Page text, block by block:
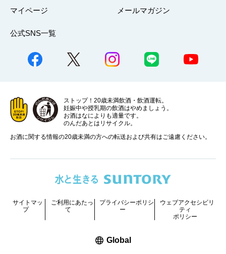
マイページ メールマガジン
公式SNS一覧
ストップ！20歳未満飲酒・飲酒運転。
妊娠中や授乳期の飲酒はやめましょう。
お酒はなによりも適量です。
のんだあとはリサイクル。
お酒に関する情報の20歳未満の方への転送および共有はご遠慮ください。
サイトマッ
プ
ご利用にあたっ
て
プライバシーポリシ
ー
ウェブアクセシビリ
ティ
ポリシー
Global新しいウィンドウで開く